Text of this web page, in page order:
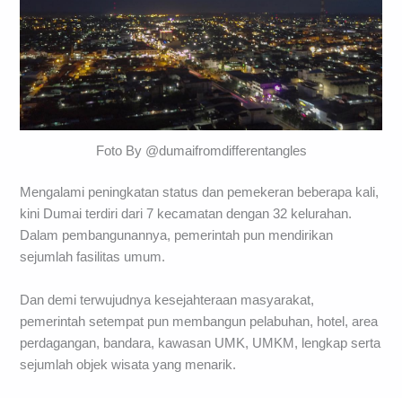
Foto By @dumaifromdifferentangles
Mengalami peningkatan status dan pemekeran beberapa kali,
kini Dumai terdiri dari 7 kecamatan dengan 32 kelurahan.
Dalam pembangunannya, pemerintah pun mendirikan
sejumlah fasilitas umum.
Dan demi terwujudnya kesejahteraan masyarakat,
pemerintah setempat pun membangun pelabuhan, hotel, area
perdagangan, bandara, kawasan UMK, UMKM, lengkap serta
sejumlah objek wisata yang menarik.